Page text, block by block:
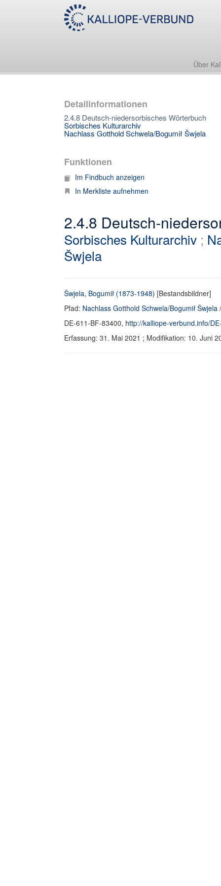
Über
Detailinformationen
2.4.8 Deutsch-niedersorbisches Wörterbuch
Sorbisches Kulturarchiv
Nachlass Gotthold Schwela/Bogumił Šwjela
Funktionen
Im Findbuch anzeigen
In Merkliste aufnehmen
2.4.8 Deutsch-
Sorbisches Kulturarchiv ;
Šwjela
Šwjela, Bogumił (1873-1948) [Bestandsbildner]
Pfad: Nachlass Gotthold Schwela/Bogumił Šwjela
DE-611-BF-83400, http://kalliope-verbund.info/
Erfassung: 31. Mai 2021 ; Modifikation: 10. Juni